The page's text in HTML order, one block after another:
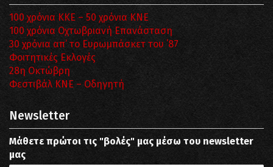
100 χρόνια ΚΚΕ – 50 χρόνια ΚΝΕ
100 χρόνια Οχτωβριανή Επανάσταση
30 χρόνια απ’ το Ευρωμπάσκετ του ΄87
Φοιτητικές Εκλογές
28η Οκτώβρη
Φεστιβάλ ΚΝΕ – Οδηγητή
Newsletter
Μάθετε πρώτοι τις "βολές" μας μέσω του newsletter
μας